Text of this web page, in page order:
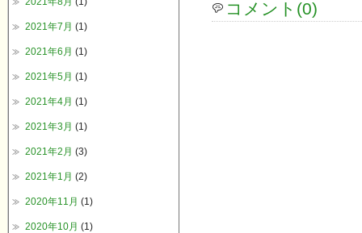
コメント(0)
2021年7月 (1)
2021年6月 (1)
2021年5月 (1)
2021年4月 (1)
2021年3月 (1)
2021年2月 (3)
2021年1月 (2)
2020年11月 (1)
2020年10月 (1)